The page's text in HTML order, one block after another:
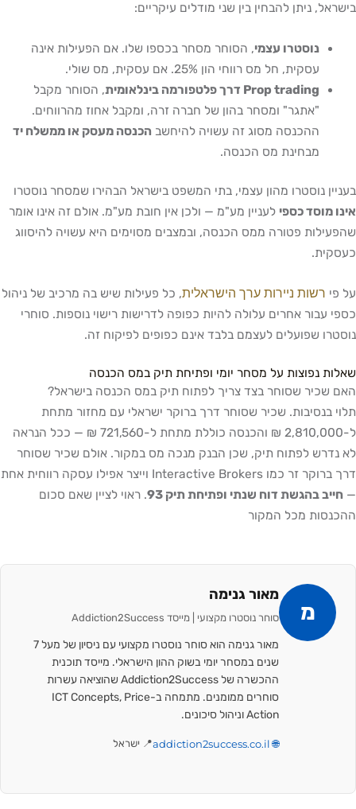
בישראל, ניתן להבחין בין שני מודלים עיקריים:
נוסטרו עצמי, הסוחר מסחר בכספו שלו. אם הפעילות אינה
עסקית, חל מס רווחי הון 25%. אם עסקית, מס שולי.
Prop trading דרך פלטפורמה בינלאומית
, הסוחר מקבל
"אתגר" ומסחר בהון של חברה זרה, ומקבל אחוז מהרווחים.
ההכנסה מסוג זה עשויה להיחשב הכנסה מעסק או ממשלח יד
מבחינת מס הכנסה.
בעניין נוסטרו מהון עצמי, בתי המשפט בישראל הבהירו שמסחר נוסטרו
אינו מוסד כספי לעניין מע"מ — ולכן אין חובת מע"מ. אולם זה אינו אומר
שהפעילות פטורה ממס הכנסה, ובמצבים מסוימים היא עשויה להיסווג
כעסקית.
על פי רשות ניירות ערך הישראלית, כל פעילות שיש בה מרכיב של ניהול
כספי עבור אחרים עלולה להיות כפופה לדרישות רישוי נוספות. סוחרי
נוסטרו שפועלים לעצמם בלבד אינם כפופים לפיקוח זה.
שאלות נפוצות על מסחר יומי ופתיחת תיק במס הכנסה
האם שכיר שסוחר בצד צריך לפתוח תיק במס הכנסה בישראל?
תלוי בנסיבות. שכיר שסוחר דרך ברוקר ישראלי עם מחזור מתחת
ל-2,810,000 ₪ והכנסה כוללת מתחת ל-721,560 ₪ — ככל הנראה
לא נדרש לפתוח תיק, שכן הבנק מנכה מס במקור. אולם שכיר שסוחר
דרך ברוקר זר כמו Interactive Brokers וייצר אפילו עסקה רווחית אחת
— חייב בהגשת דוח שנתי ופתיחת תיק 93
. ראוי לציין שאם סכום
ההכנסות מכל המקור
מ
מאור גנימה
סוחר נוסטרו מקצועי | מייסד Addiction2Success
מאור גנימה הוא סוחר נוסטרו מקצועי עם ניסיון של מעל 7
שנים במסחר יומי בשוק ההון הישראלי. מייסד תוכנית
ההכשרה של Addiction2Success שהוציאה עשרות
סוחרים ממומנים. מתמחה ב-ICT Concepts, Price
Action וניהול סיכונים.
🌐 addiction2success.co.il 📍 ישראל